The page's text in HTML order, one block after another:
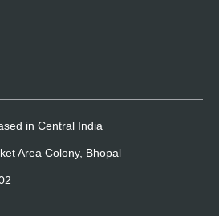
in Central India
Area Colony, Bhopal